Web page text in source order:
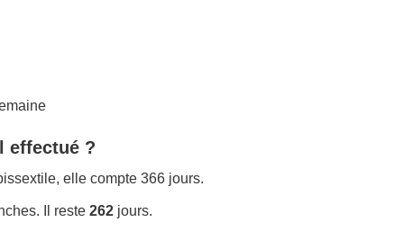
effectué ?
elle compte 366 jours.
Il reste 262 jours.